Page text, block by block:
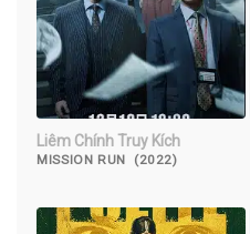
Liêm Chính Truy Kích
MISSION RUN (2022)